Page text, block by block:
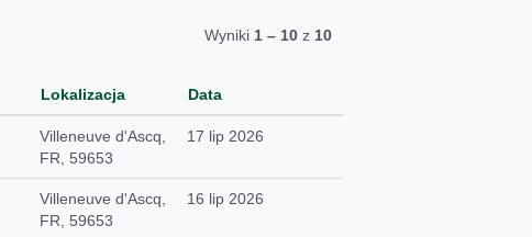
Wyniki 1 – 10 z 10
Lokalizacja Data
Villeneuve d'Ascq,
FR, 59653
17 lip 2026
Villeneuve d'Ascq,
FR, 59653
16 lip 2026